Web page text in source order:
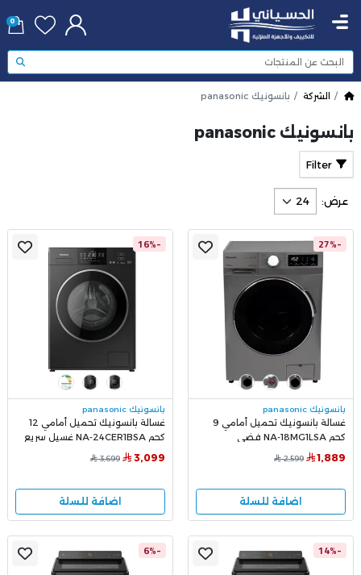
0
الشركة بانسونيك panasonic
بانسونيك panasonic
Filter
عرض:
-27%
بانسونيك panasonic
غسالة بانسونيك تحميل أمامي 9
كجم NA-18MG1LSA فضي
1,889
2,599
اضافة للسلة
-16%
بانسونيك panasonic
غسالة بانسونيك تحميل أمامي 12
كجم NA-24CER1BSA غسيل سريع
لون فضي
3,099
3,699
اضافة للسلة
-14%
-6%